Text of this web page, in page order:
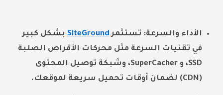
الأداء والسرعة: تستثمرSiteGroundبشكل كبير
في تقنيات السرعة مثل محركات الأقراص الصلبة
SSD، و SuperCacher، وشبكة توصيل المحتوى
(CDN) لضمان أوقات تحميل سريعة لموقعك.